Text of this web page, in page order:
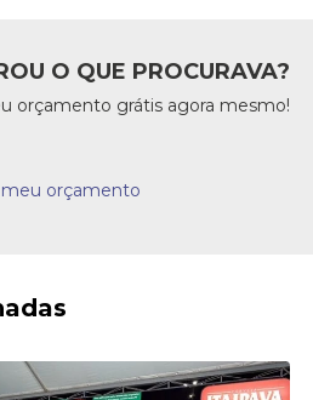
O QUE PROCURAVA?
orçamento grátis agora mesmo!
orçamento